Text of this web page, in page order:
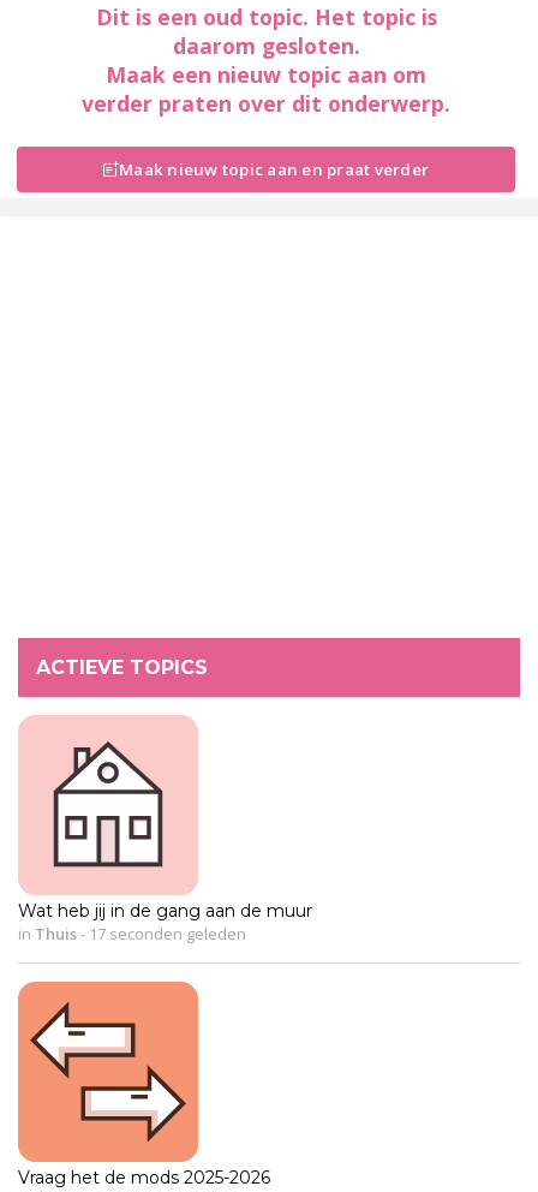
Dit is een oud topic. Het topic is
daarom gesloten.
Maak een nieuw topic aan om
verder praten over dit onderwerp.
Maak nieuw topic aan en praat verder
ACTIEVE TOPICS
Wat heb jij in de gang aan de muur
in Thuis- 17 seconden geleden
Vraag het de mods 2025-2026